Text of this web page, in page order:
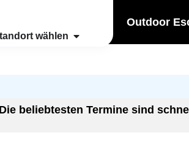
wählen
Outdoor
Die beliebtesten Termine sind